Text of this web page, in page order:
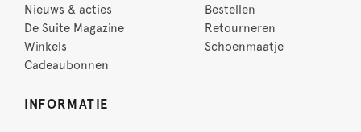
Nieuws & acties
De Suite Magazine
Winkels
Cadeaubonnen
Bestellen
Retourneren
Schoenmaatje
INFORMATIE